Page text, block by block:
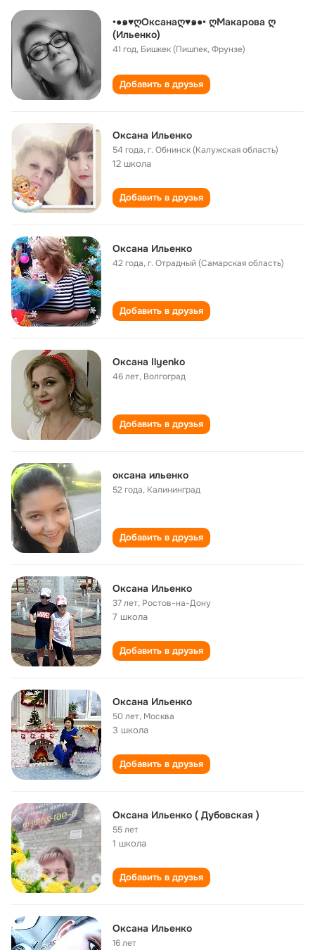
•●๑♥ღОксанаღ♥๑●• ღМакарова ღ
(Ильенко)
41 год, Бишкек (Пишпек, Фрунзе)
Добавить в друзья
Оксана Ильенко
54 года,г. Обнинск (Калужская область)
12 школа
Добавить в друзья
Оксана Ильенко
42 года,г. Отрадный (Самарская область)
Добавить в друзья
Оксана Ilyenko
46 лет, Волгоград
Добавить в друзья
оксана ильенко
52 года, Калининград
Добавить в друзья
Оксана Ильенко
37 лет, Ростов-на-Дону
7 школа
Добавить в друзья
Оксана Ильенко
50 лет, Москва
3 школа
Добавить в друзья
Оксана Ильенко ( Дубовская )
55 лет
1 школа
Добавить в друзья
Оксана Ильенко
16 лет